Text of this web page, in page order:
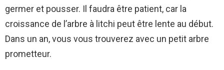
germer et pousser. Il faudra être patient, car la
croissance de l’arbre à litchi peut être lente au début.
Dans un an, vous vous trouverez avec un petit arbre
prometteur.